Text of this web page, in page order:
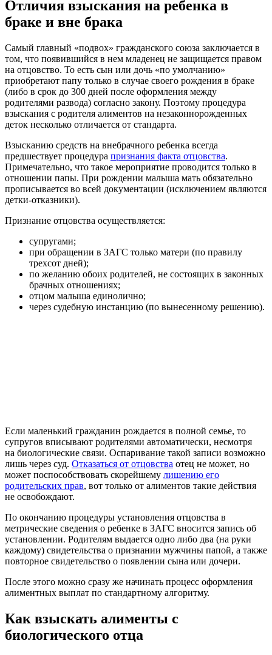
Отличия взыскания на ребенка в
браке и вне брака
Самый главный «подвох» гражданского союза заключается в
том, что появившийся в нем младенец не защищается правом
на отцовство. То есть сын или дочь «по умолчанию»
приобретают папу только в случае своего рождения в браке
(либо в срок до 300 дней после оформления между
родителями развода) согласно закону. Поэтому процедура
взыскания с родителя алиментов на незаконнорожденных
деток несколько отличается от стандарта.
Взысканию средств на внебрачного ребенка всегда
предшествует процедура признания факта отцовства.
Примечательно, что такое мероприятие проводится только в
отношении папы. При рождении малыша мать обязательно
прописывается во всей документации (исключением являются
детки-отказники).
Признание отцовства осуществляется:
супругами;
при обращении в ЗАГС только матери (по правилу
трехсот дней);
по желанию обоих родителей, не состоящих в законных
брачных отношениях;
отцом малыша единолично;
через судебную инстанцию (по вынесенному решению).
Если маленький гражданин рождается в полной семье, то
супругов вписывают родителями автоматически, несмотря
на биологические связи. Оспаривание такой записи возможно
лишь через суд. Отказаться от отцовства отец не может, но
может поспособствовать скорейшему лишению его
родительских прав, вот только от алиментов такие действия
не освобождают.
По окончанию процедуры установления отцовства в
метрические сведения о ребенке в ЗАГС вносится запись об
установлении. Родителям выдается одно либо два (на руки
каждому) свидетельства о признании мужчины папой, а также
повторное свидетельство о появлении сына или дочери.
После этого можно сразу же начинать процесс оформления
алиментных выплат по стандартному алгоритму.
Как взыскать алименты с
биологического отца